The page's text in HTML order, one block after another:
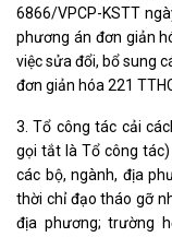
6866/VPCP-KSTT
phương án đơn giản
việc sửa đổi, bổ sung
đơn giản hóa 221
3. Tổ công tác cải
gọi tắt là Tổ công
các bộ, ngành, địa
thời chỉ đạo tháo gỡ
địa phương; trường